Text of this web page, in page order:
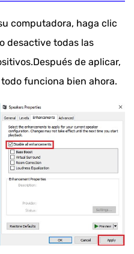
computadora, haga clic
desactive todas las
de aplicar,
funciona bien ahora.